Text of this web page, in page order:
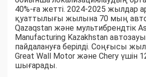
40%-ға жетті. 2024-2025 жылдар
қуаттылығы жылына 70 мың
Qazaqstan және мультибрендтік
Manufacturing Kazakhstan
пайдалануға берілді. Соңғысы
Great Wall Motor және Chery үшін
шығарады.